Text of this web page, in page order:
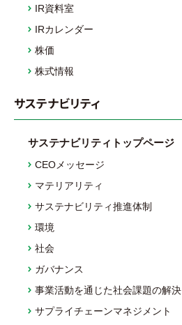
IR資料室
IRカレンダー
株価
株式情報
サステナビリティ
サステナビリティトップページ
CEOメッセージ
マテリアリティ
サステナビリティ推進体制
環境
社会
ガバナンス
事業活動を通じた社会課題の解決
サプライチェーンマネジメント